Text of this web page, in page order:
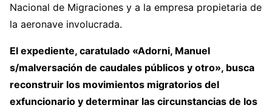
Nacional de Migraciones y a la empresa propietaria de
la aeronave involucrada.
El expediente, caratulado «Adorni, Manuel
s/malversación de caudales públicos y otro», busca
reconstruir los movimientos migratorios del
exfuncionario y determinar las circunstancias de los